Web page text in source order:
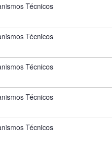
Técnicos
Técnicos
Técnicos
Técnicos
Técnicos